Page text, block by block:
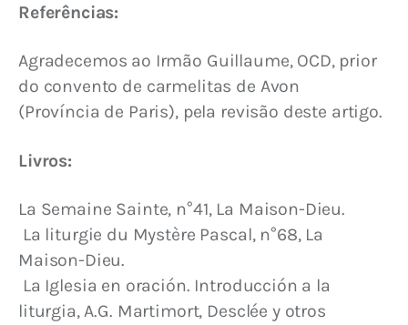
Referências:
Agradecemos ao Irmão Guillaume, OCD, prior
do convento de carmelitas de Avon
(Província de Paris), pela revisão deste artigo.
Livros:
La Semaine Sainte, n°41, La Maison-Dieu.
Maison-Dieu.
liturgia, A.G. Martimort, Desclée y otros